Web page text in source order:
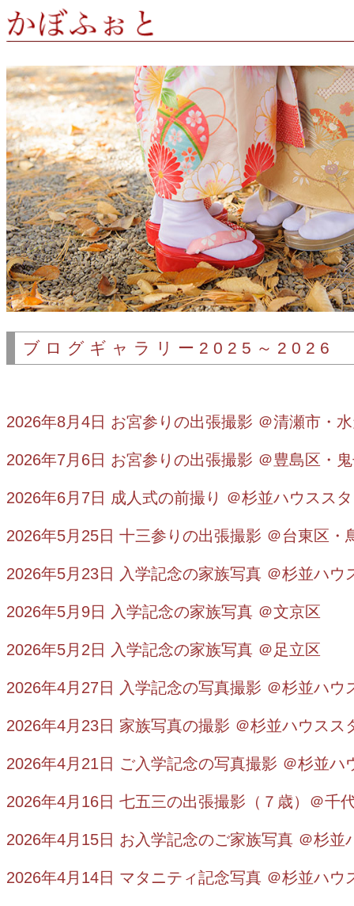
ブログギャラリー2025～2026
2026年8月4日 お宮参りの出張撮影 ＠清瀬市・
2026年7月6日 お宮参りの出張撮影 ＠豊島区・
2026年6月7日 成人式の前撮り ＠杉並ハウスス
2026年5月25日 十三参りの出張撮影 ＠台東区・
2026年5月23日 入学記念の家族写真 ＠杉並ハウ
2026年5月9日 入学記念の家族写真 ＠文京区
2026年5月2日 入学記念の家族写真 ＠足立区
2026年4月27日 入学記念の写真撮影 ＠杉並ハウ
2026年4月23日 家族写真の撮影 ＠杉並ハウスス
2026年4月21日 ご入学記念の写真撮影 ＠杉並ハ
2026年4月16日 七五三の出張撮影（７歳）＠千
2026年4月15日 お入学記念のご家族写真 ＠杉並
2026年4月14日 マタニティ記念写真 ＠杉並ハウ